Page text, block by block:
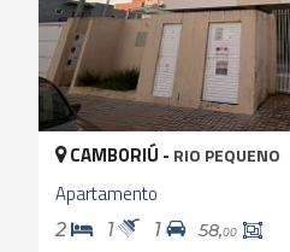
CAMBORIÚ - RIO PEQUENO
Apartamento
2 1 1 58,00